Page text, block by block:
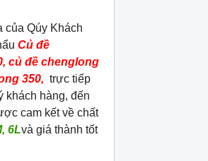
của Qúy Khách
Củ đề
củ đề chenglong
350, trực tiếp
khách hàng, đến
cam kết về chất
6Lvà giá thành tốt